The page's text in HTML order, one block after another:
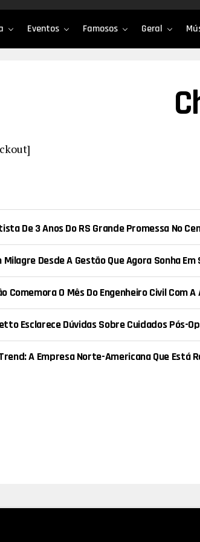
Eventos Famosos Geral
De 3 Anos Do RS Grande Promessa No
Milagre Desde A Gestão Que Agora Sonha
Comemora O Mês Do Engenheiro Civil Com
Esclarece Dúvidas Sobre Cuidados Pós-
A Empresa Norte-Americana Que Está